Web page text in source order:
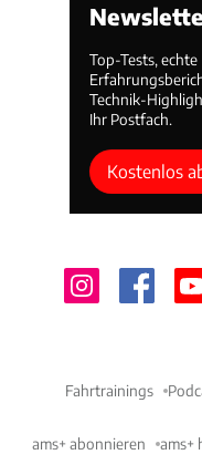
Top-Tests, echte
Technik-
Ihr Postfach.
Kostenlos
Fahrtrainings
ams+ abonnieren ams+